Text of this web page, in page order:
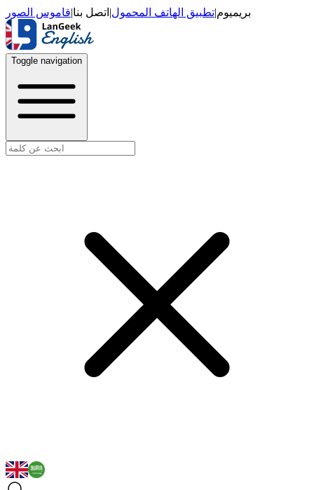
بريميوم|تطبيق الهاتف المحمول| اتصل بنا|قاموس الصور
Toggle navigation